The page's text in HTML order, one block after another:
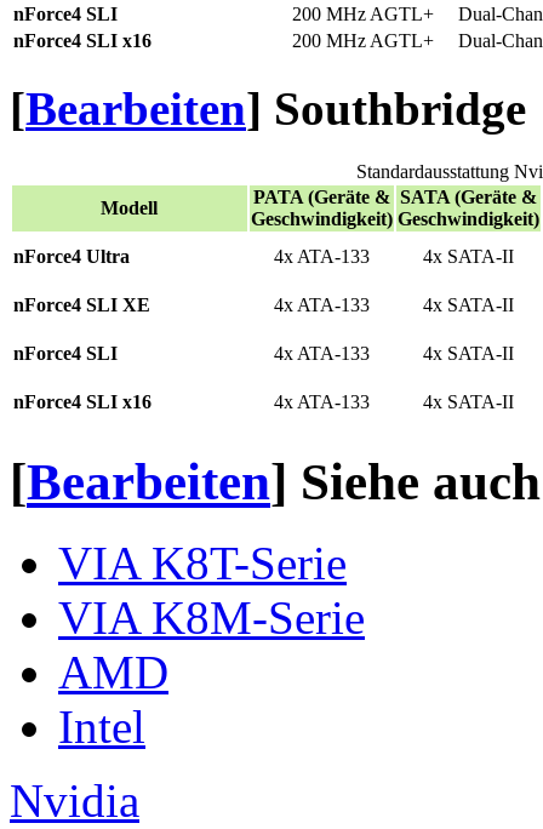
nForce4 SLI
200 MHz AGTL+
Dual-
nForce4 SLI x16
200 MHz AGTL+ Dual-
[Bearbeiten] Southbridge
Standardausstattung
Modell
PATA (Geräte &
Geschwindigkeit)
SATA (Geräte &
Geschwindigkeit)
nForce4 Ultra
4x ATA-133 4x SATA-II
nForce4 SLI XE 4x ATA-133 4x SATA-II
nForce4 SLI 4x ATA-133 4x SATA-II
nForce4 SLI x16 4x ATA-133 4x SATA-II
[Bearbeiten] Siehe auch
VIA K8T-Serie
VIA K8M-Serie
AMD
Intel
Nvidia